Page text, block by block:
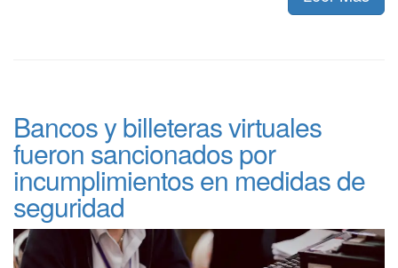
Bancos y billeteras virtuales
fueron sancionados por
incumplimientos en medidas de
seguridad